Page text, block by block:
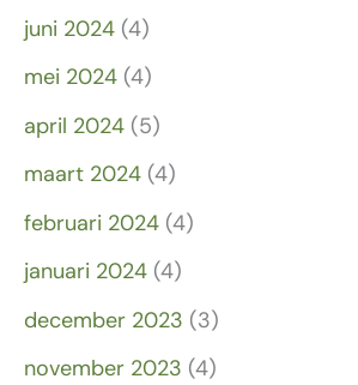
juni 2024 (4)
mei 2024 (4)
april 2024 (5)
maart 2024 (4)
februari 2024 (4)
januari 2024 (4)
december 2023 (3)
november 2023 (4)